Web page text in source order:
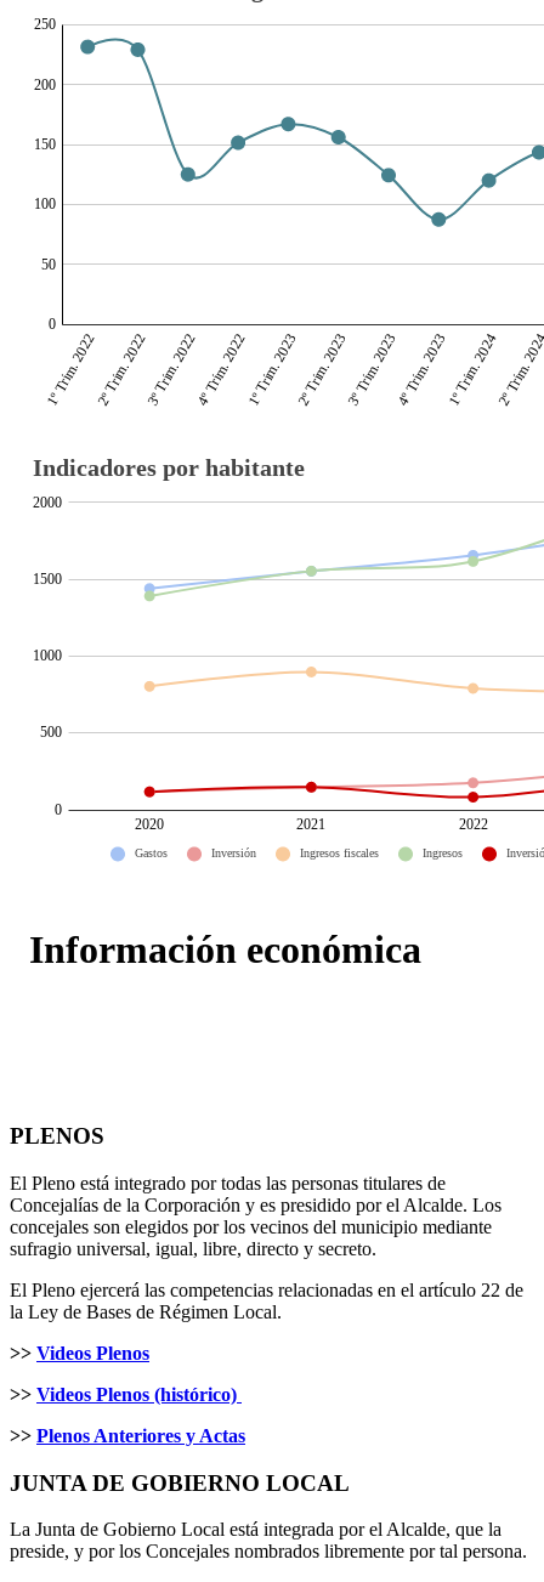
Información económica
PLENOS
El Pleno está integrado por todas las personas titulares de
Concejalías de la Corporación y es presidido por el Alcalde. Los
concejales son elegidos por los vecinos del municipio mediante
sufragio universal, igual, libre, directo y secreto.
El Pleno ejercerá las competencias relacionadas en el artículo 22 de
la Ley de Bases de Régimen Local.
>> Videos Plenos
>> Videos Plenos (histórico)
>> Plenos Anteriores y Actas
JUNTA DE GOBIERNO LOCAL
La Junta de Gobierno Local está integrada por el Alcalde, que la
preside, y por los Concejales nombrados libremente por tal persona.